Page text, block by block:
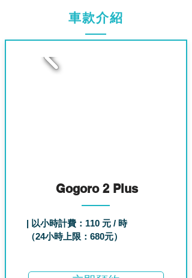
車款介紹
Gogoro 2 Plus
| 以小時計費：110 元 / 時
（24小時上限：680元）